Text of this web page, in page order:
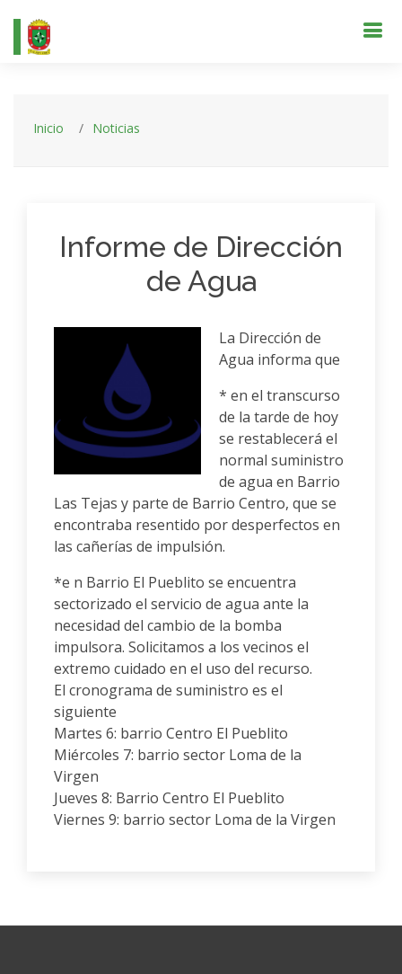
Inicio Noticias
Informe de Dirección
de Agua
La Dirección de
Agua informa que
* en el transcurso
de la tarde de hoy
se restablecerá el
normal suministro
de agua en Barrio
Las Tejas y parte de Barrio Centro, que se
encontraba resentido por desperfectos en
las cañerías de impulsión.
*e n Barrio El Pueblito se encuentra
sectorizado el servicio de agua ante la
necesidad del cambio de la bomba
impulsora. Solicitamos a los vecinos el
extremo cuidado en el uso del recurso.
El cronograma de suministro es el
siguiente
Martes 6: barrio Centro El Pueblito
Miércoles 7: barrio sector Loma de la
Virgen
Jueves 8: Barrio Centro El Pueblito
Viernes 9: barrio sector Loma de la Virgen